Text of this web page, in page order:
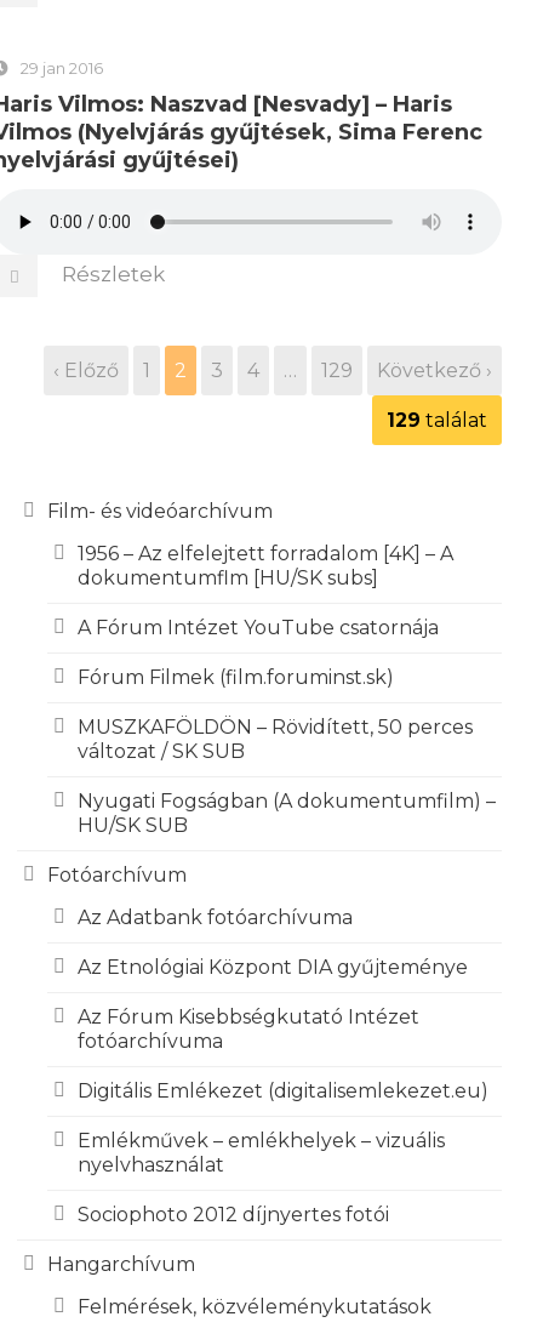
29 jan 2016
Vilmos: Naszvad [Nesvady] – Haris
(Nyelvjárás gyűjtések, Sima Ferenc
gyűjtései)
Részletek
‹ Előző 1 2 3 4 … 129 Következő ›
129 találat
Film- és videóarchívum
1956 – Az elfelejtett forradalom [4K] – A
dokumentumflm [HU/SK subs]
A Fórum Intézet YouTube csatornája
Fórum Filmek (film.foruminst.sk)
MUSZKAFÖLDÖN – Rövidített, 50 perces
változat / SK SUB
Nyugati Fogságban (A dokumentumfilm) –
HU/SK SUB
Fotóarchívum
Az Adatbank fotóarchívuma
Az Etnológiai Központ DIA gyűjteménye
Az Fórum Kisebbségkutató Intézet
fotóarchívuma
Digitális Emlékezet (digitalisemlekezet.eu)
Emlékművek – emlékhelyek – vizuális
nyelvhasználat
Sociophoto 2012 díjnyertes fotói
Hangarchívum
Felmérések, közvéleménykutatások